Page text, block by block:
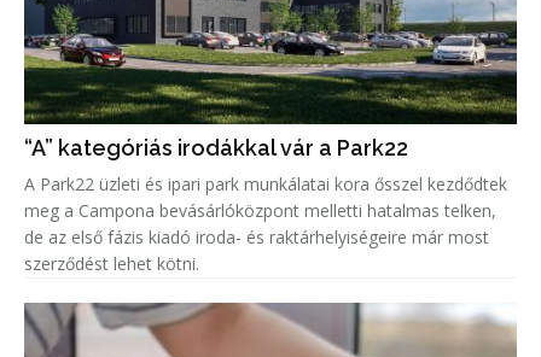
“A” kategóriás irodákkal vár a Park22
A Park22 üzleti és ipari park munkálatai kora ősszel kezdődtek
meg a Campona bevásárlóközpont melletti hatalmas telken,
de az első fázis kiadó iroda- és raktárhelyiségeire már most
szerződést lehet kötni.